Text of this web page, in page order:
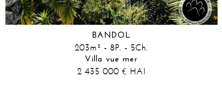
BANDOL
203m² - 8P. - 5Ch.
Villa vue mer
2 435 000 € HAI